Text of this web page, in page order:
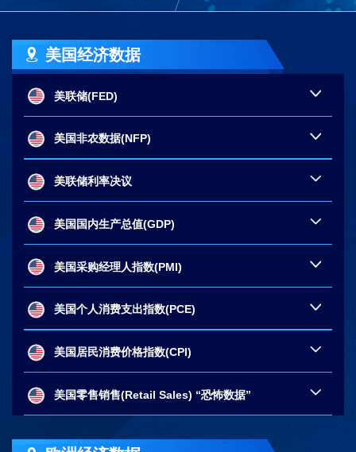
美国经济数据
美联储(FED)
美国非农数据(NFP)
美联储利率决议
美国国内生产总值(GDP)
美国采购经理人指数(PMI)
美国个人消费支出指数(PCE)
美国居民消费价格指数(CPI)
美国零售销售(Retail Sales) “恐怖数据”